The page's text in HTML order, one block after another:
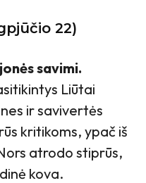
22)
savimi.
Liūtai
ir savivertės
kritikoms, ypač iš
atrodo stiprūs,
kova.